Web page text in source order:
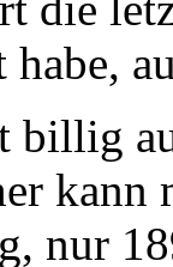
habe,
billig
kann
nur